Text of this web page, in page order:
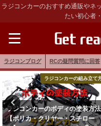
ラジコンカーのおすすめ通販やネ
たい初心者
ラジコンブログ RCの疑問質問に回答
ラジコンカーの組み立て
ラジコンカーのボディの塗装方法
【ポリカ・クリヤー・スチロー